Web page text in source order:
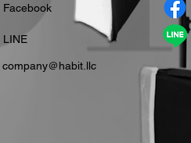
​Facebook
​LINE
company＠habit.llc